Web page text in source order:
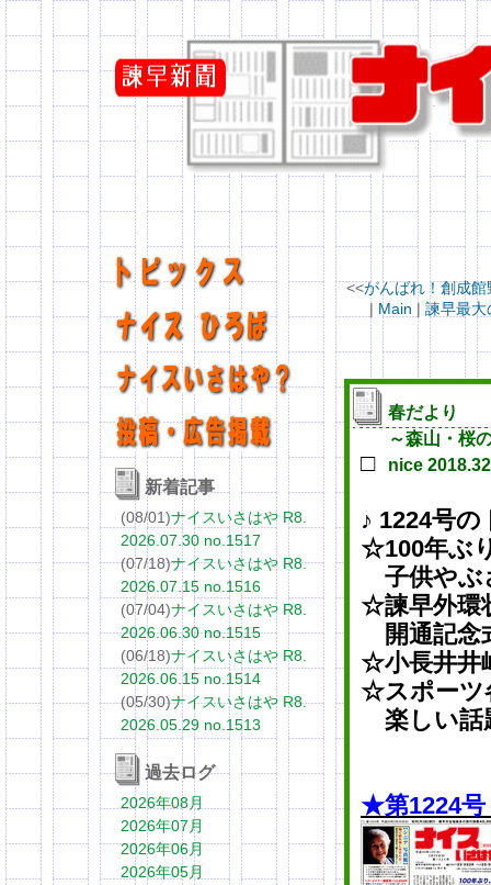
新着記事
(08/01)ナイスいさはや R8.
2026.07.30 no.1517
(07/18)ナイスいさはや R8.
2026.07.15 no.1516
(07/04)ナイスいさはや R8.
2026.06.30 no.1515
(06/18)ナイスいさはや R8.
2026.06.15 no.1514
(05/30)ナイスいさはや R8.
2026.05.29 no.1513
過去ログ
2026年08月
2026年07月
2026年06月
2026年05月
<<がんばれ！創成
| Main | 諫早最大
春だより
～森山・桜
nice
□
♪ 1224号
☆100年ぶ
子供やぶ
☆諫早外環
開通記念
☆小長井井
☆スポーツ
楽しい話
★第1224号